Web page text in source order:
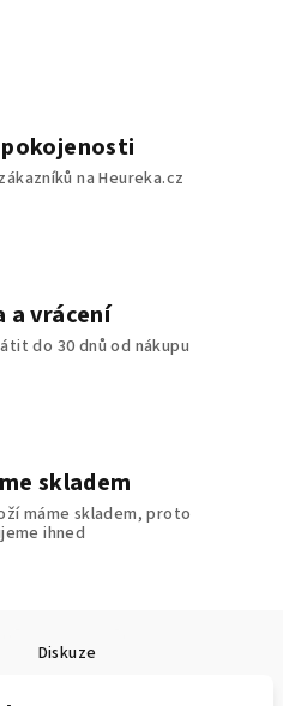
na Heureka.cz
a vrácení
do 30 dnů od nákupu
skladem
máme skladem, proto
ihned
Diskuze